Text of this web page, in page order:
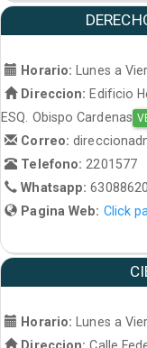
Horario:
Lunes a
Direccion: Edificio
ESQ. Obispo Cardenas
Correo:
Telefono: 2201577
Whatsapp:
Pagina Web: Click
Horario:
Lunes a